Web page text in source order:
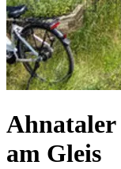
am Gleis